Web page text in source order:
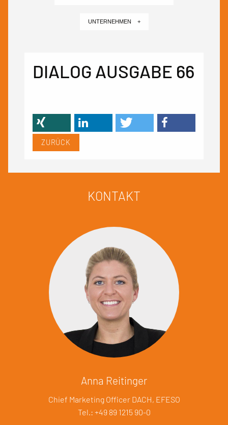
UNTERNEHMEN +
DIALOG AUSGABE 66
ZURÜCK
KONTAKT
Anna Reitinger
Chief Marketing Officer DACH, EFESO
Tel.: +49 89 1215 90-0